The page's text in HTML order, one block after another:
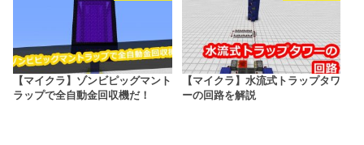
【マイクラ】ゾンビピッグマント
ラップで全自動金回収機だ！
【マイクラ】水流式トラップタワ
ーの回路を解説